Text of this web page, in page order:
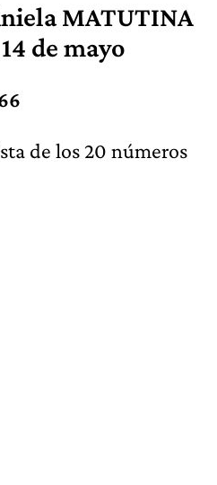
MATUTINA
de mayo
de los 20 números